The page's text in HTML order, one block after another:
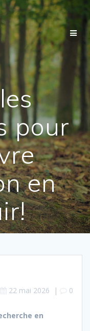
pour
en
22 mai 2026 | 0
en